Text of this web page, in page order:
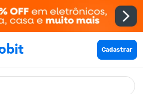
Cadastrar